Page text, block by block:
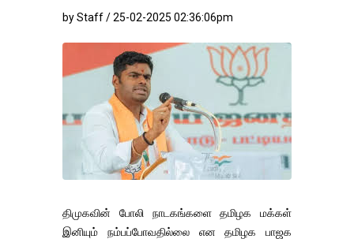
by Staff / 25-02-2025 02:36:06pm
திமுகவின் போலி நாடகங்களை தமிழக மக்கள்
இனியும் நம்பப்போவதில்லை என தமிழக பாஜக